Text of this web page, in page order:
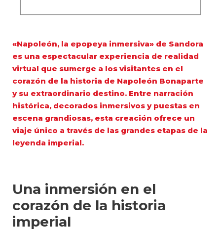
«Napoleón, la epopeya inmersiva» de Sandora
es una espectacular experiencia de realidad
virtual que sumerge a los visitantes en el
corazón de la historia de Napoleón Bonaparte
y su extraordinario destino. Entre narración
histórica, decorados inmersivos y puestas en
escena grandiosas, esta creación ofrece un
viaje único a través de las grandes etapas de la
leyenda imperial.
Una inmersión en el
corazón de la historia
imperial